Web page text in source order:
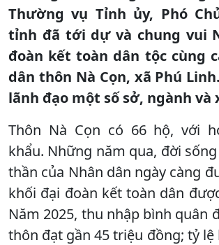
Thường vụ Tỉnh ủy, Phó
tỉnh đã tới dự và chung vui
đoàn kết toàn dân tộc cùng
dân thôn Nà Cọn, xã Phú
lãnh đạo một số sở, ngành và
Thôn Nà Cọn có 66 hộ, với
khẩu. Những năm qua, đời
thần của Nhân dân ngày càng
khối đại đoàn kết toàn dân
Năm 2025, thu nhập bình quân
thôn đạt gần 45 triệu đồng; tỷ